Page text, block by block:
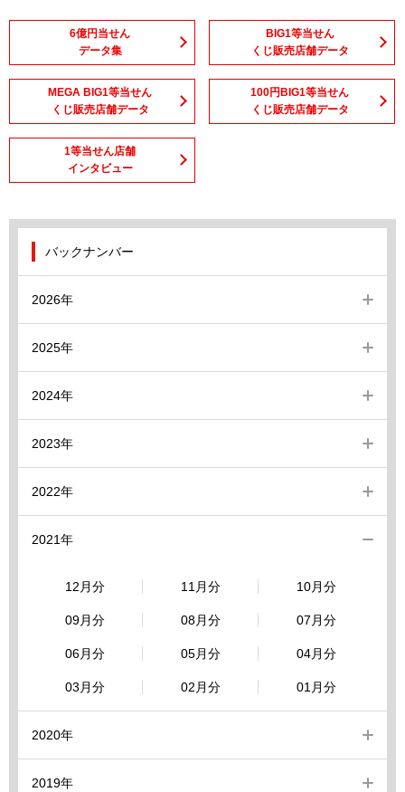
6億円当せん
データ集
BIG1等当せん
くじ販売店舗データ
MEGA BIG1等当せん
くじ販売店舗データ
100円BIG1等当せん
くじ販売店舗データ
1等当せん店舗
インタビュー
バックナンバー
2026年
2025年
2024年
2023年
2022年
2021年
12月分 11月分 10月分
09月分 08月分 07月分
06月分 05月分 04月分
03月分 02月分 01月分
2020年
2019年